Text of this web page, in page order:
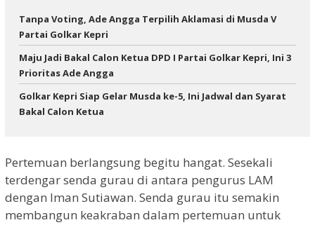
Tanpa Voting, Ade Angga Terpilih Aklamasi di Musda V
Partai Golkar Kepri
Maju Jadi Bakal Calon Ketua DPD I Partai Golkar Kepri, Ini 3
Prioritas Ade Angga
Golkar Kepri Siap Gelar Musda ke-5, Ini Jadwal dan Syarat
Bakal Calon Ketua
Pertemuan berlangsung begitu hangat. Sesekali
terdengar senda gurau di antara pengurus LAM
dengan Iman Sutiawan. Senda gurau itu semakin
membangun keakraban dalam pertemuan untuk